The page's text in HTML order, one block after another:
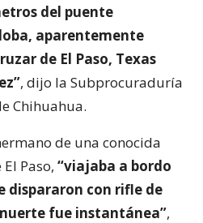
del puente
aparentemente
de El Paso, Texas
, dijo la Subprocuraduría
Chihuahua.
de una conocida
Paso, “viajaba a bordo
dispararon con rifle de
fue instantánea”,